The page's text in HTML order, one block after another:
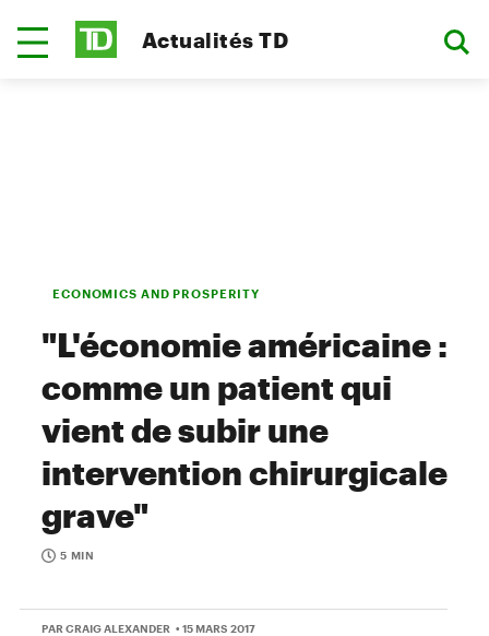
Actualités TD
ECONOMICS AND PROSPERITY
"L'économie américaine :
comme un patient qui
vient de subir une
intervention chirurgicale
grave"
5 MIN
PAR CRAIG ALEXANDER • 15 MARS 2017